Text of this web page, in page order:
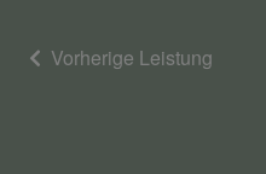
Vorherige Leistung